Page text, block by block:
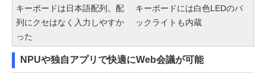
キーボードは日本語配列。配
列にクセはなく入力しやすか
った
キーボードには白色LEDのバ
ックライトも内蔵
NPUや独自アプリで快適にWeb会議が可能